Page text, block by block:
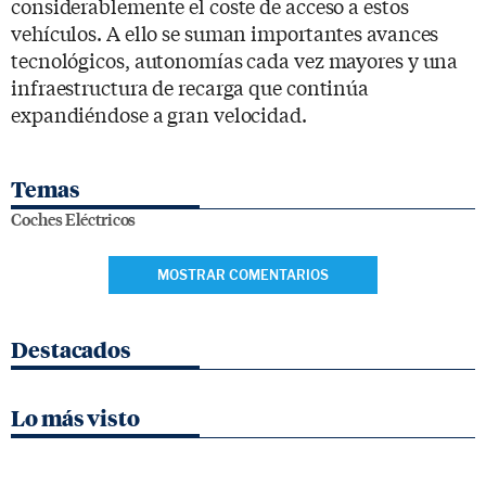
vehículos. A ello se suman importantes avances
tecnológicos, autonomías cada vez mayores y una
infraestructura de recarga que continúa
expandiéndose a gran velocidad.
Temas
Coches Eléctricos
MOSTRAR COMENTARIOS
Destacados
Lo más visto